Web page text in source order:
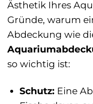
Ästhetik Ihres
Gründe, warum
Abdeckung wie
so wichtig ist:
Schutz:Eine